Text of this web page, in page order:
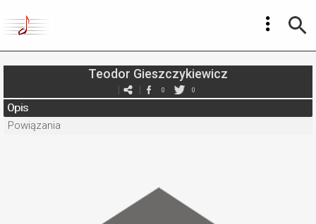
Teodor Gieszczykiewicz
0 0
Opis
Powiązania